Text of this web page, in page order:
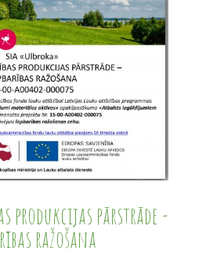
produkcijas pārstrāde -
ražošana